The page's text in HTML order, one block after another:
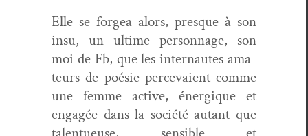
Elle se forgea alors, presque à son
insu, un ultime per­son­nage, son
moi de Fb, que les inter­nautes ama­
teurs de poésie perce­vaient comme
une femme active, énergique et
engagée dans la société autant que